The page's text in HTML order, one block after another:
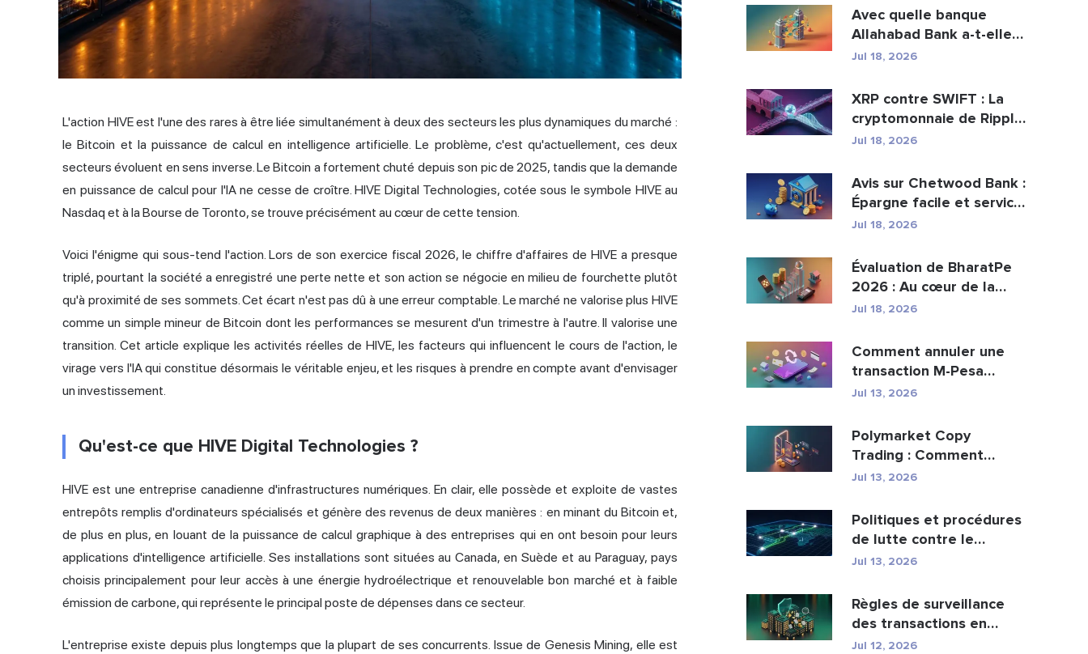
L'action HIVE est l'une des rares à être liée simultanément à deux des secteurs les plus dynamiques du marché :
le Bitcoin et la puissance de calcul en intelligence artificielle. Le problème, c'est qu'actuellement, ces deux
secteurs évoluent en sens inverse. Le Bitcoin a fortement chuté depuis son pic de 2025, tandis que la demande
en puissance de calcul pour l'IA ne cesse de croître. HIVE Digital Technologies, cotée sous le symbole HIVE au
Nasdaq et à la Bourse de Toronto, se trouve précisément au cœur de cette tension.
Voici l'énigme qui sous-tend l'action. Lors de son exercice fiscal 2026, le chiffre d'affaires de HIVE a presque
triplé, pourtant la société a enregistré une perte nette et son action se négocie en milieu de fourchette plutôt
qu'à proximité de ses sommets. Cet écart n'est pas dû à une erreur comptable. Le marché ne valorise plus HIVE
comme un simple mineur de Bitcoin dont les performances se mesurent d'un trimestre à l'autre. Il valorise une
transition. Cet article explique les activités réelles de HIVE, les facteurs qui influencent le cours de l'action, le
virage vers l'IA qui constitue désormais le véritable enjeu, et les risques à prendre en compte avant d'envisager
un investissement.
Qu'est-ce que HIVE Digital Technologies ?
HIVE est une entreprise canadienne d'infrastructures numériques. En clair, elle possède et exploite de vastes
entrepôts remplis d'ordinateurs spécialisés et génère des revenus de deux manières : en minant du Bitcoin et,
de plus en plus, en louant de la puissance de calcul graphique à des entreprises qui en ont besoin pour leurs
applications d'intelligence artificielle. Ses installations sont situées au Canada, en Suède et au Paraguay, pays
choisis principalement pour leur accès à une énergie hydroélectrique et renouvelable bon marché et à faible
émission de carbone, qui représente le principal poste de dépenses dans ce secteur.
L'entreprise existe depuis plus longtemps que la plupart de ses concurrents. Issue de Genesis Mining, elle est
Avec quelle banque
Allahabad Bank a-t-elle
fusionné ? Article com...
Jul 18, 2026
XRP contre SWIFT : La
cryptomonnaie de Ripple
peut-elle remplacer...
Jul 18, 2026
Avis sur Chetwood Bank :
Épargne facile et services
bancaires s�...
Jul 18, 2026
Évaluation de BharatPe
2026 : Au cœur de la
licorne fintech val...
Jul 18, 2026
Comment annuler une
transaction M-Pesa
envoyée par erreur
Jul 13, 2026
Polymarket Copy
Trading : Comment
copier les meilleurs
Jul 13, 2026
Politiques et procédures
de lutte contre le
blanchiment d’argen...
Jul 13, 2026
Règles de surveillance
des transactions en
matière de lutte cont...
Jul 12, 2026